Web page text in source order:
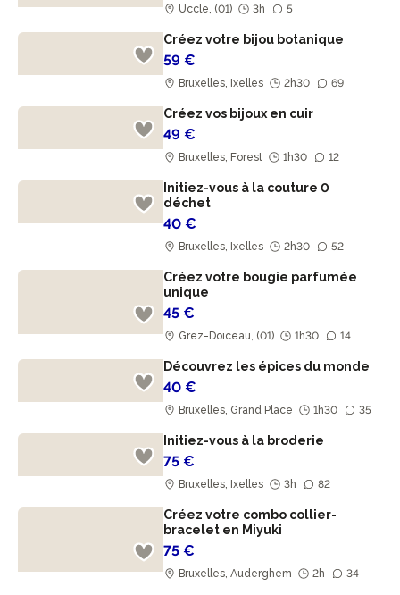
Uccle, (01) 3h 5
Créez votre bijou botanique
59 €
Bruxelles, Ixelles 2h30 69
Créez vos bijoux en cuir
49 €
Bruxelles, Forest 1h30 12
Initiez-vous à la couture 0
déchet
40 €
Bruxelles, Ixelles 2h30 52
Créez votre bougie parfumée
unique
45 €
Grez-Doiceau, (01) 1h30 14
Découvrez les épices du monde
40 €
Bruxelles, Grand Place 1h30 35
Initiez-vous à la broderie
75 €
Bruxelles, Ixelles 3h 82
Créez votre combo collier-
bracelet en Miyuki
75 €
Bruxelles, Auderghem 2h 34